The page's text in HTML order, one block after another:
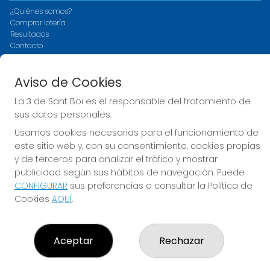
¿Quiénes somos?
Comprar lotería
Resultados
Contacto
Empresas
Peñas
Registro
CONTACTO
ADMINISTRACION DE LOTERIAS Nº3-SANT BOI DE
LLOBREGAT - Receptor Oficial 15930
936614056
info@loteriasdesantboi.com
AVENIDA ONZE DE SETEMBRE, 49
(Barcelona) España
Aviso de Cookies
La 3 de Sant Boi es el responsable del tratamiento de
sus datos personales.
Usamos cookies necesarias para el funcionamiento de
este sitio web y, con su consentimiento, cookies propias
y de terceros para analizar el tráfico y mostrar
publicidad según sus hábitos de navegación. Puede
CONFIGURAR sus preferencias o consultar la Política de
Cookies AQUÍ.
Aceptar Rechazar